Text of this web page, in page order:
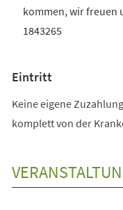
kommen, wir freuen
1843265
Eintritt
Keine eigene
komplett von der